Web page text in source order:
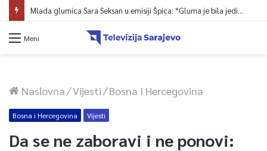
Mlada glumica Sara Seksan u emisiji Špica: “Gluma je bila jedina opcija, uz rad i disciplinu sve je moguće”
Meni
Naslovna/Vijesti/Bosna I Hercegovina
Bosna i Hercegovina Vijesti
Da se ne zaboravi i ne ponovi: